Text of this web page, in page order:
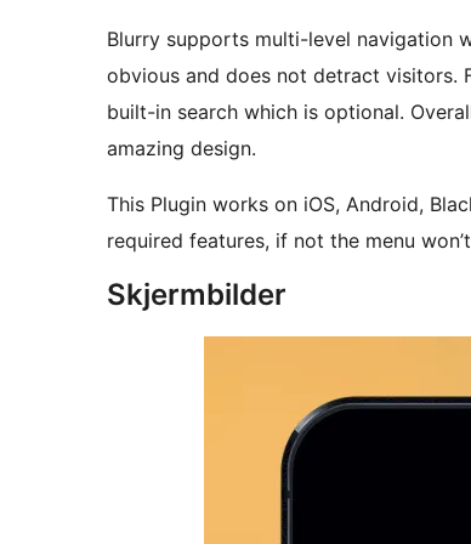
Blurry supports multi-level navigation
obvious and does not detract visitors.
built-in search which is optional.
amazing design.
This Plugin works on iOS, Android,
required features, if not the menu
Skjermbilder